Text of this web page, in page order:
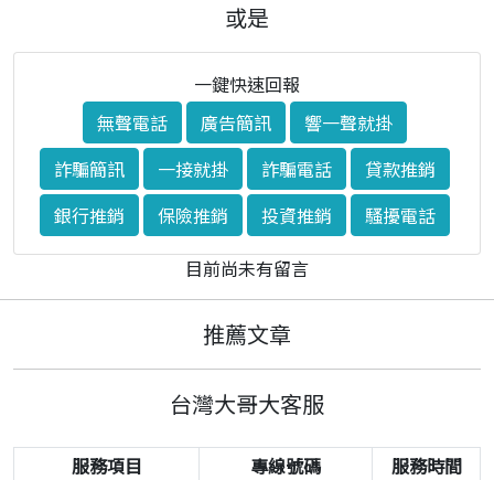
或是
一鍵快速回報
無聲電話
廣告簡訊
響一聲就掛
詐騙簡訊
一接就掛 詐騙電話
貸款推銷
銀行推銷
保險推銷 投資推銷
騷擾電話
目前尚未有留言
推薦文章
台灣大哥大客服
服務項目 專線號碼
服務時間